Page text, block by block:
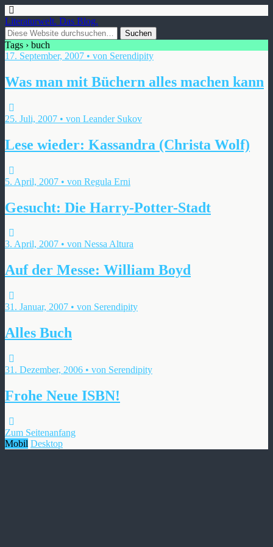
Literaturwelt. Das Blog.
Tags › buch
17. September, 2007 • von Serendipity
Was man mit Büchern alles machen kann
25. Juli, 2007 • von Leander Sukov
Lese wieder: Kassandra (Christa Wolf)
5. April, 2007 • von Regula Erni
Gesucht: Die Harry-Potter-Stadt
3. April, 2007 • von Nessa Altura
Auf der Messe: William Boyd
31. Januar, 2007 • von Serendipity
Alles Buch
31. Dezember, 2006 • von Serendipity
Frohe Neue ISBN!
Zum Seitenanfang
Mobil Desktop